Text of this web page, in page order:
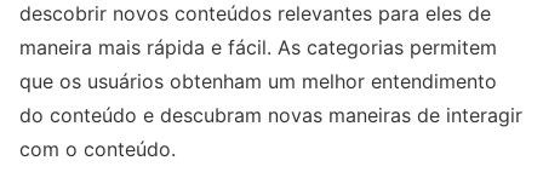
descobrir novos conteúdos relevantes para eles de
maneira mais rápida e fácil. As categorias permitem
que os usuários obtenham um melhor entendimento
do conteúdo e descubram novas maneiras de interagir
com o conteúdo.